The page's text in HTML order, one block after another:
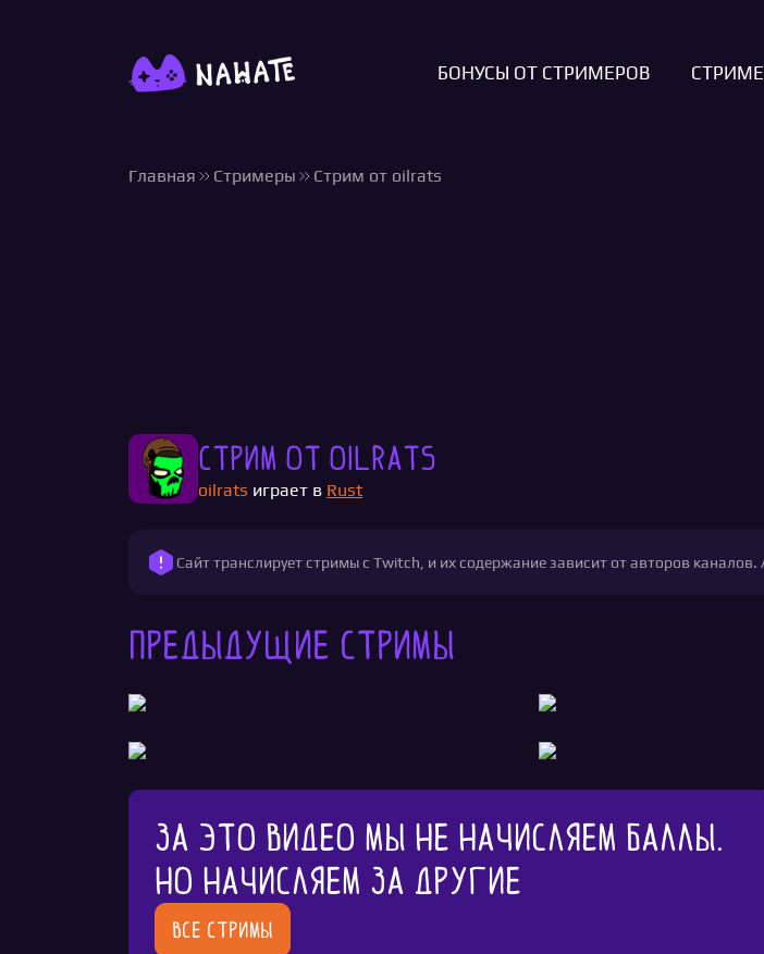
БОНУСЫ ОТ СТРИМЕРОВ
Главная Стримеры Стрим от oilrats
Стрим от oilrats
oilrats играет в Rust
Сайт транслирует стримы с Twitch, и их содержание зависит от авторов
Предыдущие стримы
За это видео мы не начисляем баллы.
Но начисляем за другие
Все стримы